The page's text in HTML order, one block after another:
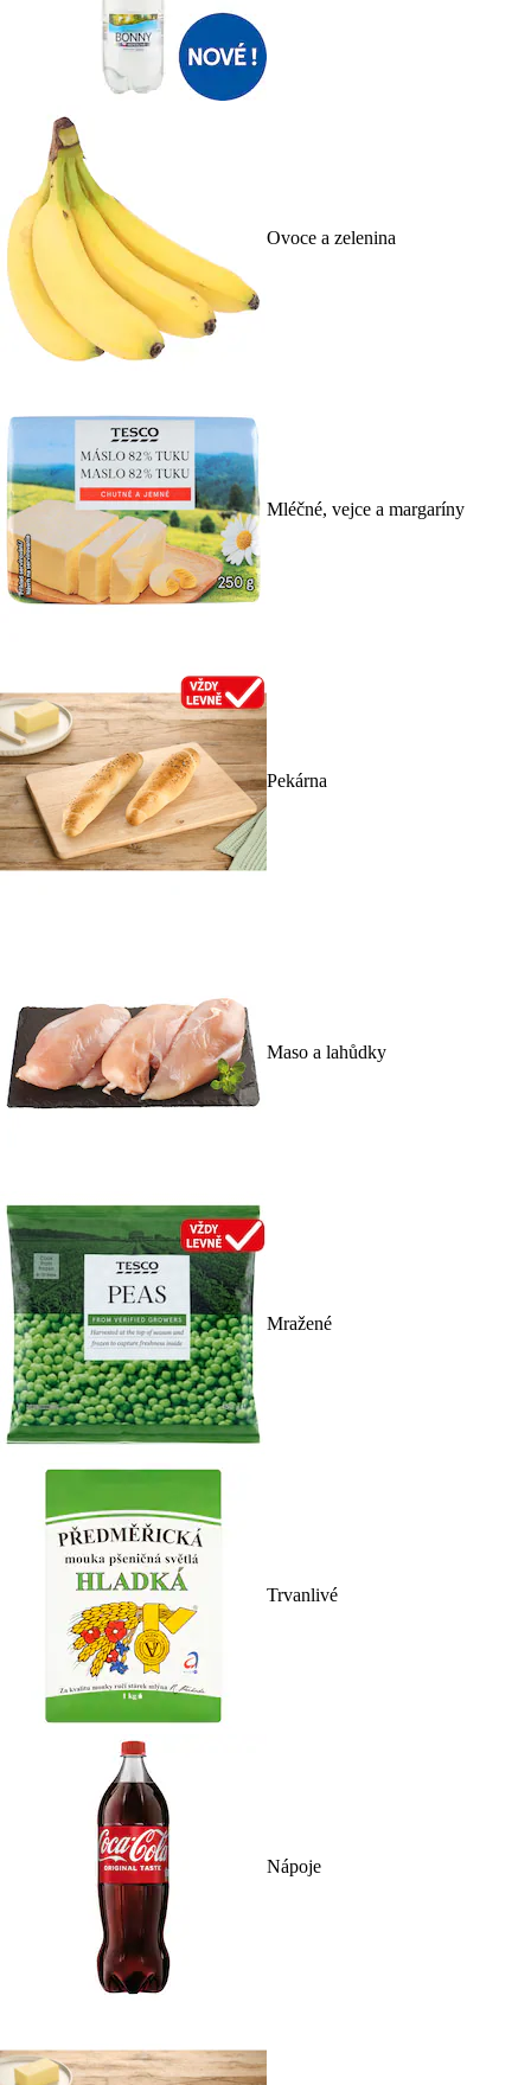
Ovoce a zelenina
Mléčné, vejce a margaríny
Pekárna
Maso a lahůdky
Mražené
Trvanlivé
Nápoje